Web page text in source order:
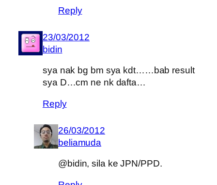
Reply
23/03/2012
bidin
sya nak bg bm sya kdt……bab result
sya D…cm ne nk dafta…
Reply
26/03/2012
beliamuda
@bidin, sila ke JPN/PPD.